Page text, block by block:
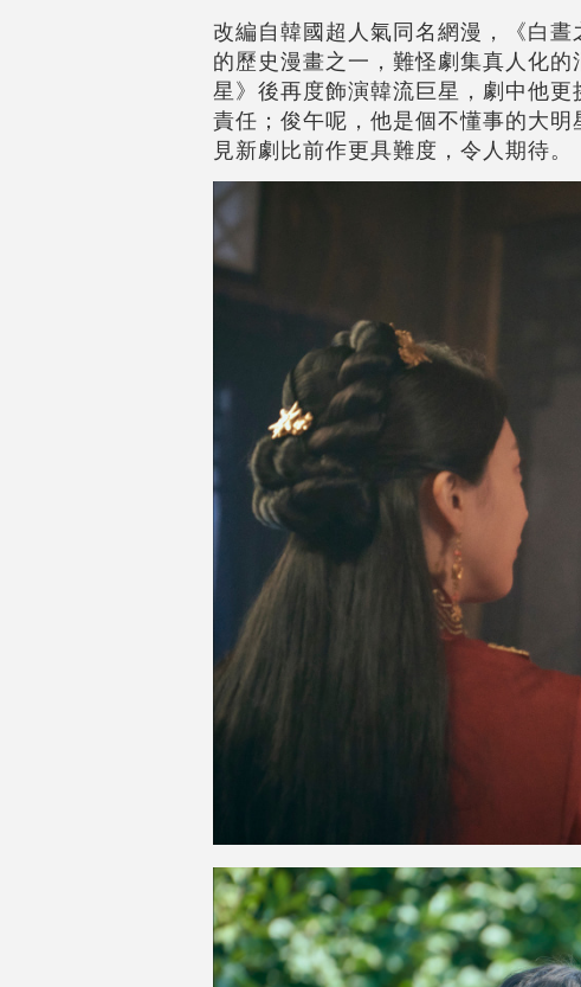
改編自韓國超人氣同名網漫，《白
的歷史漫畫之一，難怪劇集真人化
星》後再度飾演韓流巨星，劇中他
責任；俊午呢，他是個不懂事的大
見新劇比前作更具難度，令人期待。